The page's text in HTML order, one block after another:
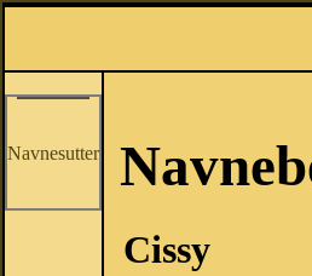
Navnesutter
Cissy